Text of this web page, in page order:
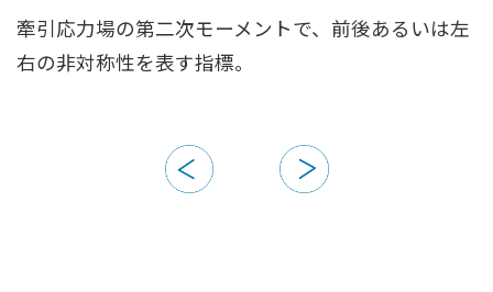
牽引応力場の第二次モーメントで、前後あるいは左
右の非対称性を表す指標。